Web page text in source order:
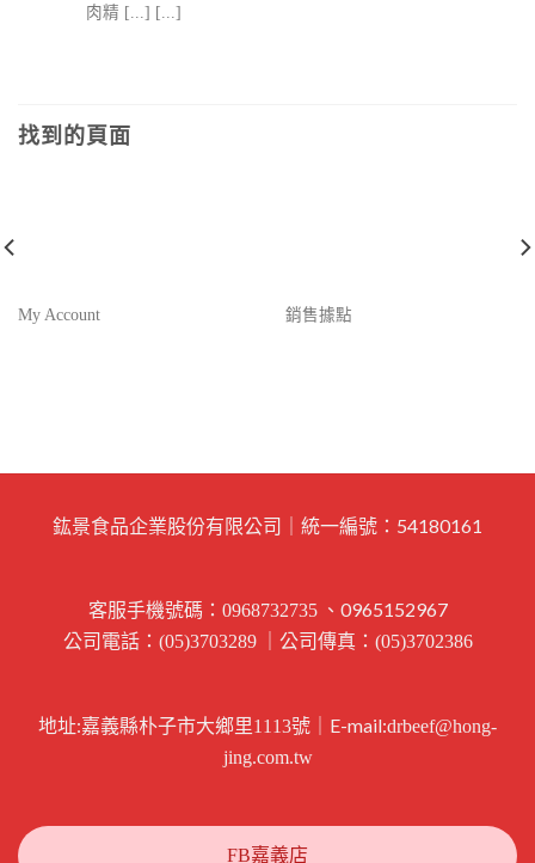
肉精 [...] [...]
找到的頁面
My Account 銷售據點
鈜景食品企業股份有限公司｜統一編號：54180161
客服手機號碼： 0968732735、0965152967
公司電話： (05)3703289｜公司傳真： (05)3702386
地址:嘉義縣朴子市大鄉里1113號 ｜E-mail:drbeef@hong-
jing.com.tw
FB嘉義店